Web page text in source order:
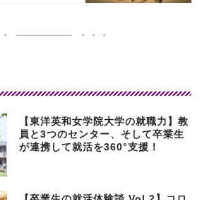
【東洋英和女学院大学の就職力】教
員と3つのセンター、そして卒業生
が連携して就活を360°支援！